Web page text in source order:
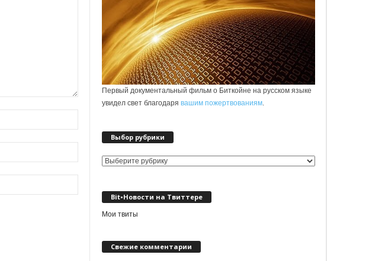
Первый документальный фильм о Биткойне на русском языке
увидел свет благодарявашим пожертвованиям
Выбор рубрики
Выбор
Bit•Новости на Твиттере
Мои твиты
Свежие комментарии